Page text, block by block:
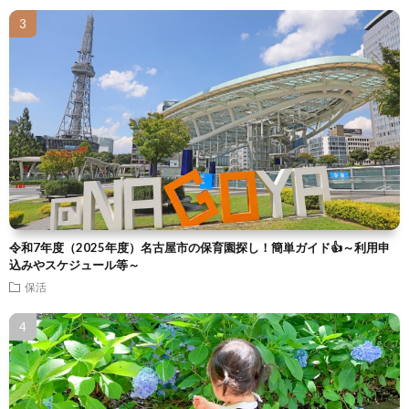
令和7年度（2025年度）名古屋市の保育園探し！簡単ガイド👍～利用申
込みやスケジュール等～
保活